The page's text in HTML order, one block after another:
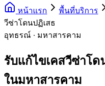
หน้าแรก พื้นที่บริการ
วีซ่าโดนปฏิเสธ
อุทธรณ์ · มหาสารคาม
รับแก้ไขเคสวีซ่าโ
ในมหาสารคาม